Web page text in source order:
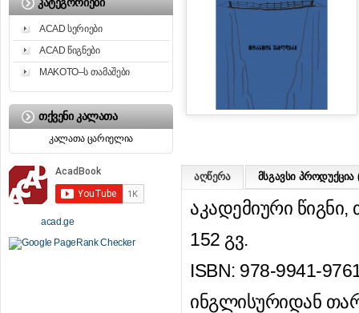
ACAD სერიები
ACAD წიგნები
MAKOTO–ს თამაშები
ᲗᲥᲕᲔᲜᲘ ᲙᲐᲚᲐᲗᲐ
კალათა ცარიელია
acad.ge
აღწერა მსგავსი პროდუქცია
აკადემიური
152 გვ.
ISBN: 978-9941-
ინგლისურიდან